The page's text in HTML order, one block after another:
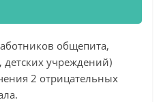
общепита,
учреждений)
2 отрицательных